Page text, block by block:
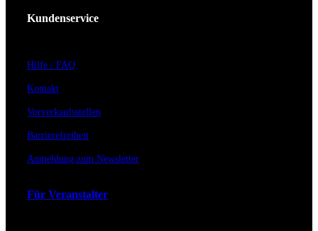
Kundenservice
Hilfe / FAQ
Kontakt
Vorverkaufsstellen
Barrierefreiheit
Anmeldung zum Newsletter
Für Veranstalter